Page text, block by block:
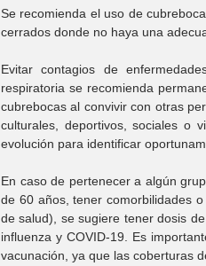
Se recomienda el uso de
cerrados donde no haya una
Evitar contagios de
respiratoria se recomienda
cubrebocas al convivir con otras
culturales, deportivos, sociales o
evolución para identificar
En caso de pertenecer a algún
de 60 años, tener comorbilidades
de salud), se sugiere tener dosis
influenza y COVID-19. Es
vacunación, ya que las coberturas